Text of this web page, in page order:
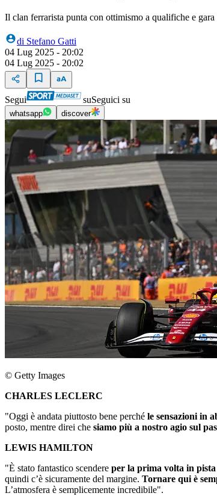
Il clan ferrarista punta con ottimismo a qualifiche e
di Stefano Gatti
04 Lug 2025 - 20:02
04 Lug 2025 - 20:02
Segui suSeguici su
whatsapp discover
© Getty Images
CHARLES LECLERC
"Oggi è andata piuttosto bene perché le sensazioni in
posto, mentre direi che siamo più a nostro agio sul
LEWIS HAMILTON
"È stato fantastico scendere per la prima volta in
quindi c’è sicuramente del margine. Tornare qui è
L’atmosfera è semplicemente incredibile".